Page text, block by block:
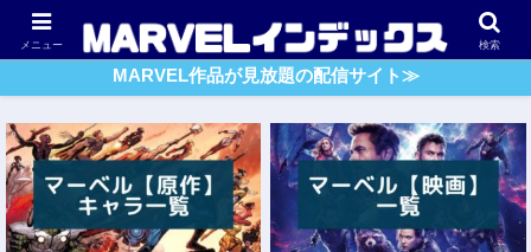
アベンジャーズ スパイダーマン ガーディアンズ・O・G
MARVEL作品が見放題の配信サイト≫
メニュー 検索